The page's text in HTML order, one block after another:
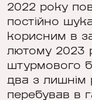
2022 року
постійно
корисним в
лютому 2023
штурмового
два з лишнім
перебував в